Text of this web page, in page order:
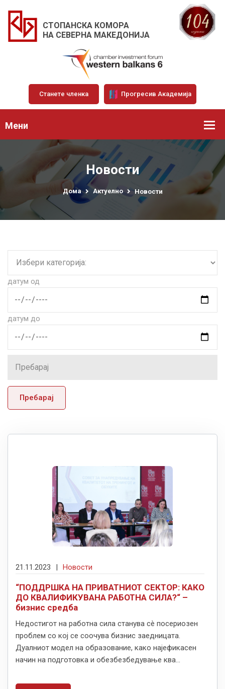
СТОПАНСКА КОМОРА
НА СЕВЕРНА МАКЕДОНИЈА
Станете членка Прогресив Академија
Мени
Новости
Дома Актуелно Новости
датум од
датум до
Пребарај
21.11.2023 | Новости
“ПОДДРШКА НА ПРИВАТНИОТ СЕКТОР: КАКО
ДО КВАЛИФИКУВАНА РАБОТНА СИЛА?“ –
бизнис средба
Недостигот на работна сила станува сè посериозен
проблем со кој се соочува бизнис заедницата.
Дуалниот модел на образование, како најефикасен
начин на подготовка и обезбезбедување ква...